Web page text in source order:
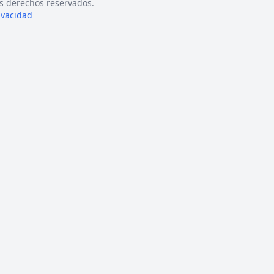
derechos reservados.